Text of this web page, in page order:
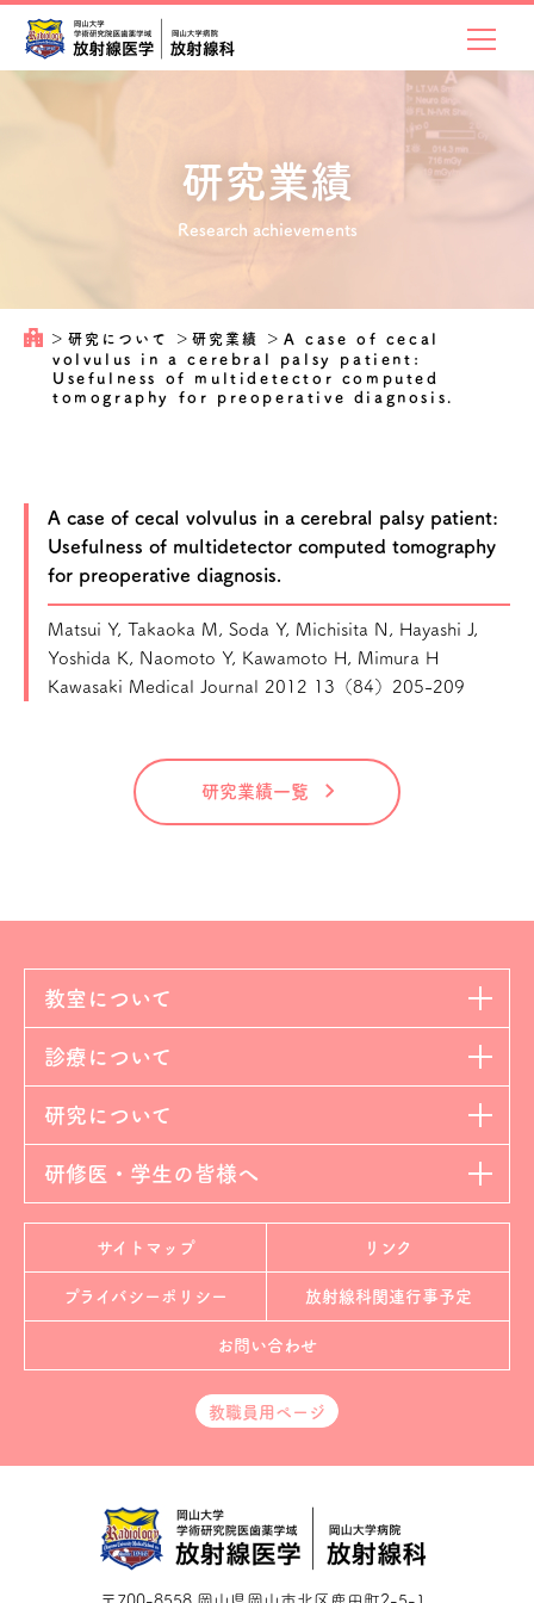
研究業績
Research achievements
＞ 研究について ＞研究業績 ＞ A case of cecal
volvulus in a cerebral palsy patient:
Usefulness of multidetector computed
tomography for preoperative diagnosis.
A case of cecal volvulus in a cerebral palsy patient:
Usefulness of multidetector computed tomography
for preoperative diagnosis.
Matsui Y, Takaoka M, Soda Y, Michisita N, Hayashi J,
Yoshida K, Naomoto Y, Kawamoto H, Mimura H
Kawasaki Medical Journal 2012 13（84）205-209
研究業績一覧
教室について
診療について
研究について
研修医・学生の皆様へ
サイトマップ リンク
プライバシーポリシー 放射線科関連行事予定
お問い合わせ
教職員用ページ